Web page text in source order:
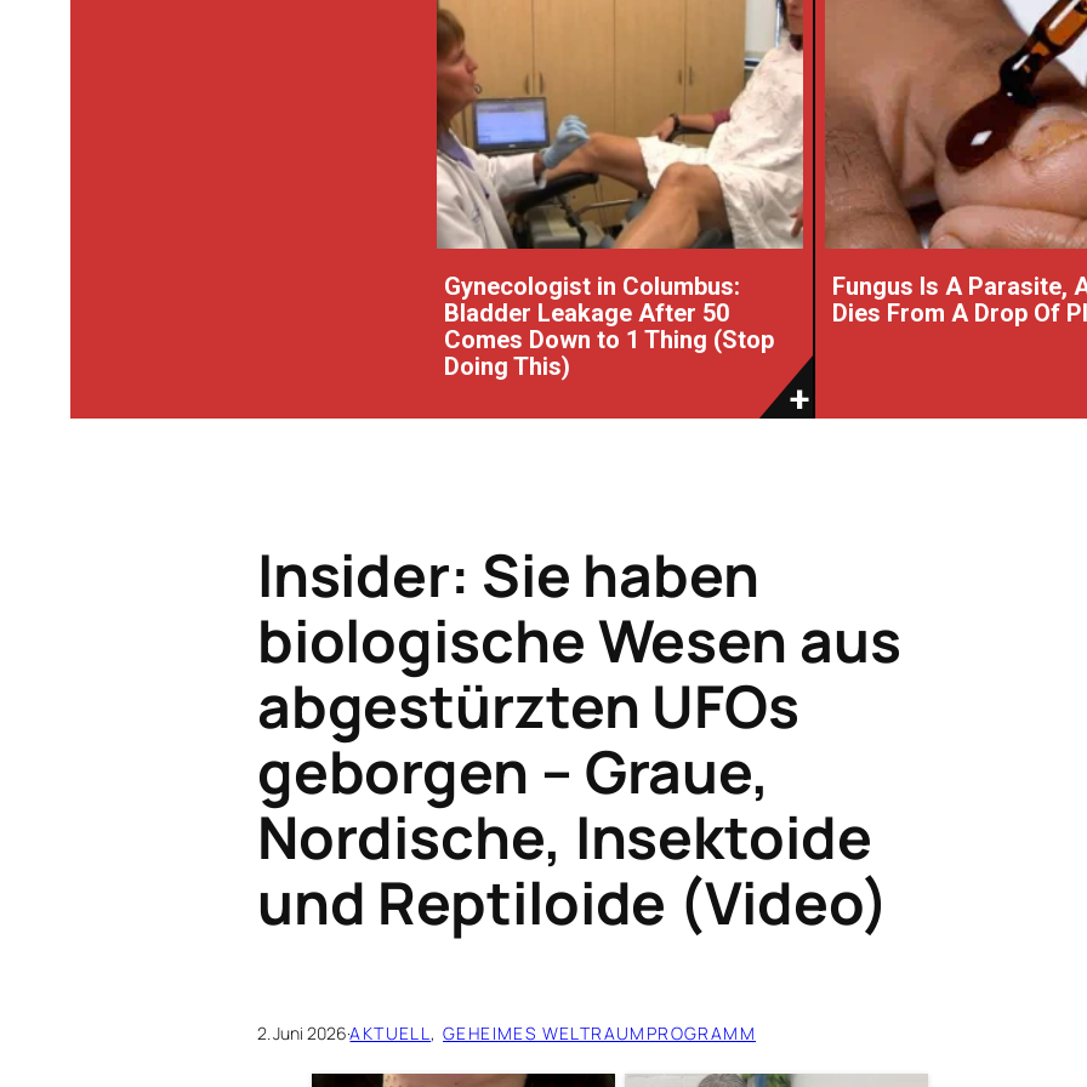
Gynecologist in Columbus:
Bladder Leakage After 50
Comes Down to 1 Thing (Stop
Doing This)
Fungus Is A Parasite,
Dies From A Drop Of
Insider: Sie haben
biologische Wesen aus
abgestürzten UFOs
geborgen – Graue,
Nordische, Insektoide
und Reptiloide (Video)
2. Juni 2026·AKTUELL, GEHEIMES WELTRAUMPROGRAMM